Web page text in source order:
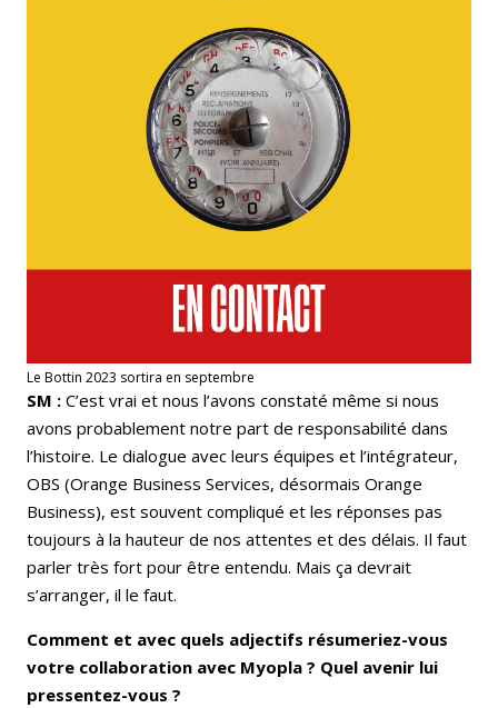
Le Bottin 2023 sortira en septembre
SM : C’est vrai et nous l’avons constaté même si nous
avons probablement notre part de responsabilité dans
l’histoire. Le dialogue avec leurs équipes et l’intégrateur,
OBS (Orange Business Services, désormais Orange
Business), est souvent compliqué et les réponses pas
toujours à la hauteur de nos attentes et des délais. Il faut
parler très fort pour être entendu. Mais ça devrait
s’arranger, il le faut.
Comment et avec quels adjectifs résumeriez-vous
votre collaboration avec Myopla ? Quel avenir lui
pressentez-vous ?